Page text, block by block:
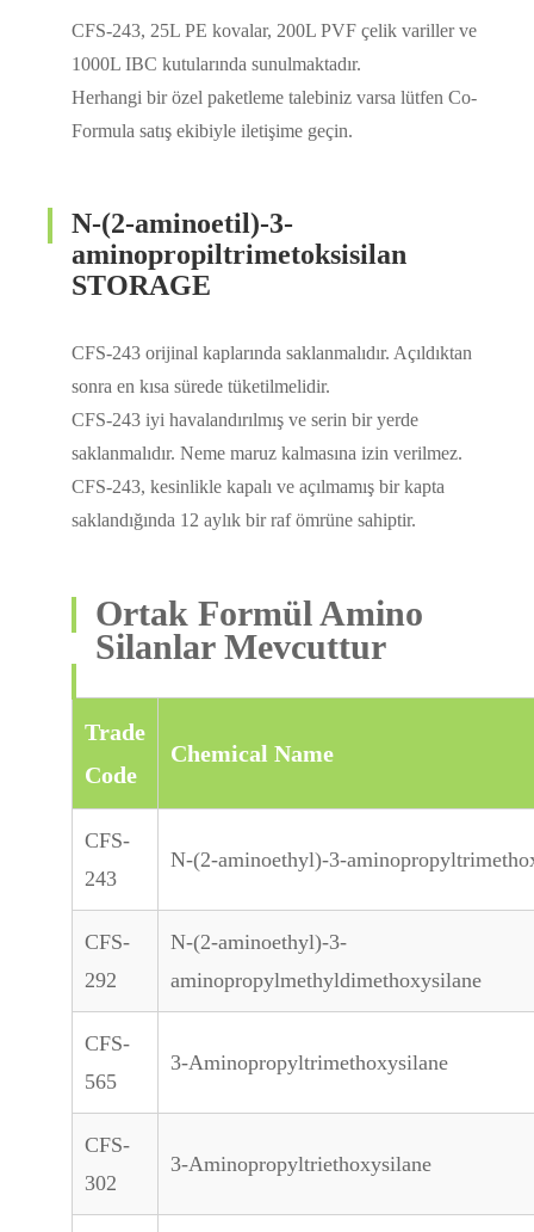
CFS-243, 25L PE kovalar, 200L PVF çelik variller ve
1000L IBC kutularında sunulmaktadır.
Herhangi bir özel paketleme talebiniz varsa lütfen Co-
Formula satış ekibiyle iletişime geçin.
N-(2-aminoetil)-3-
aminopropiltrimetoksisilan
STORAGE
CFS-243 orijinal kaplarında saklanmalıdır. Açıldıktan
sonra en kısa sürede tüketilmelidir.
CFS-243 iyi havalandırılmış ve serin bir yerde
saklanmalıdır. Neme maruz kalmasına izin verilmez.
CFS-243, kesinlikle kapalı ve açılmamış bir kapta
saklandığında 12 aylık bir raf ömrüne sahiptir.
Ortak Formül Amino
Silanlar Mevcuttur
Trade
Code
Chemical Name
CFS-
243
N-(2-aminoethyl)-3-
CFS-
292
N-(2-aminoethyl)-3-
aminopropylmethyldimethoxysilane
CFS-
565
3-Aminopropyltrimethoxysilane
CFS-
302
3-Aminopropyltriethoxysilane